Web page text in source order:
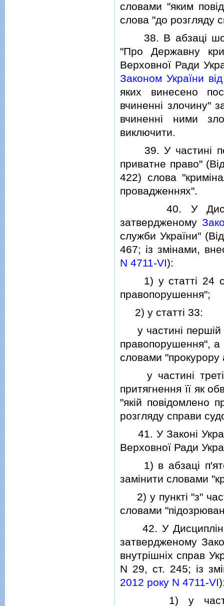
словами "яким
слова "до розгляду
38. В абзацi
"Про Державну
Верховної Ради
Законом України
яких винесено
вчиненнi злочину"
вчиненнi ними
виключити.
39. У частинi
приватне право"
422) слова
провадженнях".
40. У
затвердженому
служби України"
467; iз змiнами,
N 4711-VI):
1) у статтi 24
правопорушення";
2) у статтi 33:
у частинi першiй
правопорушення", а
словами "прокурору
у частинi третiй
притягнення її як
"якiй повiдомлено
розгляду справи
41. У Законi
Верховної Ради
1) в абзацi
замiнити словами
2) у пунктi "з"
словами
42. У
затвердженому
внутрiшнiх справ
N 29, ст. 245; iз
2012 року N 4711-VI
1) у частинi